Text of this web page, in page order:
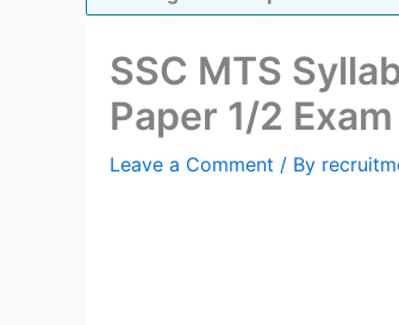
SSC MTS
Paper 1/2
Leave a Comment / By